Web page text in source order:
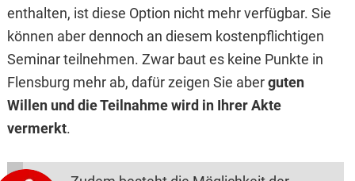
enthalten, ist diese Option nicht mehr verfügbar. Sie
können aber dennoch an diesem kostenpflichtigen
Seminar teilnehmen. Zwar baut es keine Punkte in
Flensburg mehr ab, dafür zeigen Sie aberguten
Willen und die Teilnahme wird in Ihrer Akte
vermerkt.